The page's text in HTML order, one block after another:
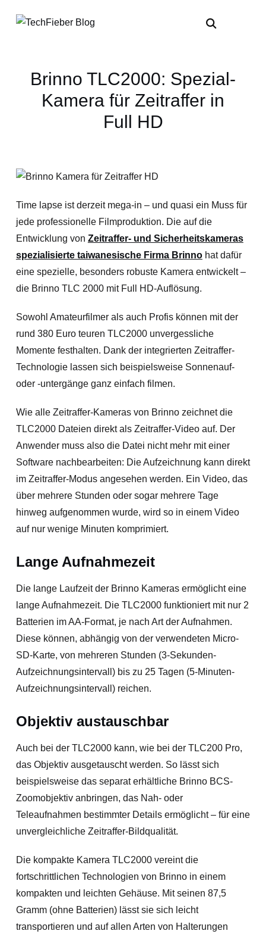
Brinno TLC2000: Spezial-
Kamera für Zeitraffer in
Full HD
Time lapse ist derzeit mega-in – und quasi ein Muss für
jede professionelle Filmproduktion. Die auf die
Entwicklung von Zeitraffer- und Sicherheitskameras
spezialisierte taiwanesische Firma Brinnohat dafür
eine spezielle, besonders robuste Kamera entwickelt –
die Brinno TLC 2000 mit Full HD-Auflösung.
Sowohl Amateurfilmer als auch Profis können mit der
rund 380 Euro teuren TLC2000 unvergessliche
Momente festhalten. Dank der integrierten Zeitraffer-
Technologie lassen sich beispielsweise Sonnenauf-
oder -untergänge ganz einfach filmen.
Wie alle Zeitraffer-Kameras von Brinno zeichnet die
TLC2000 Dateien direkt als Zeitraffer-Video auf. Der
Anwender muss also die Datei nicht mehr mit einer
Software nachbearbeiten: Die Aufzeichnung kann direkt
im Zeitraffer-Modus angesehen werden. Ein Video, das
über mehrere Stunden oder sogar mehrere Tage
hinweg aufgenommen wurde, wird so in einem Video
auf nur wenige Minuten komprimiert.
Lange Aufnahmezeit
Die lange Laufzeit der Brinno Kameras ermöglicht eine
lange Aufnahmezeit. Die TLC2000 funktioniert mit nur 2
Batterien im AA-Format, je nach Art der Aufnahmen.
Diese können, abhängig von der verwendeten Micro-
SD-Karte, von mehreren Stunden (3-Sekunden-
Aufzeichnungsintervall) bis zu 25 Tagen (5-Minuten-
Aufzeichnungsintervall) reichen.
Objektiv austauschbar
Auch bei der TLC2000 kann, wie bei der TLC200 Pro,
das Objektiv ausgetauscht werden. So lässt sich
beispielsweise das separat erhältliche Brinno BCS-
Zoomobjektiv anbringen, das Nah- oder
Teleaufnahmen bestimmter Details ermöglicht – für eine
unvergleichliche Zeitraffer-Bildqualität.
Die kompakte Kamera TLC2000 vereint die
fortschrittlichen Technologien von Brinno in einem
kompakten und leichten Gehäuse. Mit seinen 87,5
Gramm (ohne Batterien) lässt sie sich leicht
transportieren und auf allen Arten von Halterungen